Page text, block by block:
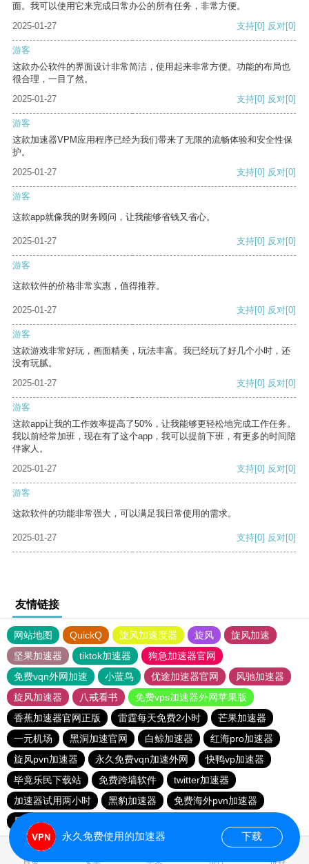
面。我可以使用它来完成日常办公的所有任务，非常方便。
2025-01-27
支持[0] 反对[0]
游客
这款办公软件的界面设计非常简洁，使用起来非常方便。功能的布局也
很合理，一目了然。
2025-01-27
支持[0] 反对[0]
游客
这款加速器VPM应用程序已经为我们带来了无限的流畅体验和安全性保
护。
2025-01-27
支持[0] 反对[0]
游客
这款app就像我的财务顾问，让我能够省钱又省心。
2025-01-27 支持[0] 反对[0]
游客
这款软件的价格非常实惠，值得推荐。
2025-01-27 支持[0] 反对[0]
游客
这款游戏非常好玩，画面精美，玩法丰富。我已经玩了好几个小时，还
没有玩腻。
2025-01-27
支持[0] 反对[0]
游客
这款app让我的工作效率提高了50%，让我能够更轻松地完成工作任务。
我以前经常加班，现在有了这个app，我可以提前下班，有更多的时间陪
伴家人。
2025-01-27
支持[0] 反对[0]
游客
这款软件的功能非常强大，可以满足我日常使用的需求。
2025-01-27 支持[0] 反对[0]
友情链接
网站地图 QuickQ 旋风加速度器 旋风
旋风加速
坚果加速器
tiktok加速器
狗急加速器官网
免费vqn外网加速
小蓝鸟 优途加速器官网
风驰加速器
旋风加速器
八戒看书
免费vps加速器外网苹果版
香蕉加速器官网正版
雷霆每天免费2小时
芒果加速器
一元机场
黑洞加速官网 白鲸加速器
红海pro加速器
旋风pvn加速器
永久免费vqn加速外网
快鸭vp加速器
毕竟乐民下载站
免费跨墙软件
twitter加速器
加速器试用两小时
黑豹加速器
免费海外pvn加速器
星云加速器
首页 安卓 苹果 排行 推荐
永久免费使用的加速器 下载